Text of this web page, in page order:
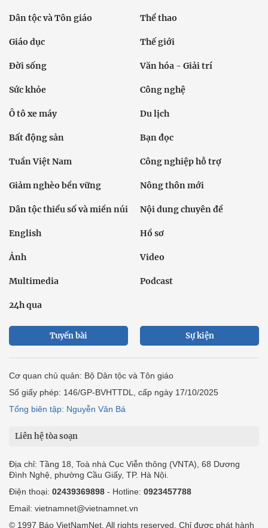
Dân tộc và Tôn giáo Thể thao
Giáo dục Thế giới
Đời sống Văn hóa - Giải trí
Sức khỏe Công nghệ
Ô tô xe máy Du lịch
Bất động sản Bạn đọc
Tuần Việt Nam Công nghiệp hỗ trợ
Giảm nghèo bền vững Nông thôn mới
Dân tộc thiểu số và miền núi Nội dung chuyên đề
English Hồ sơ
Ảnh Video
Multimedia Podcast
24h qua
Tuyến bài Sự kiện
Cơ quan chủ quản: Bộ Dân tộc và Tôn giáo
Số giấy phép: 146/GP-BVHTTDL, cấp ngày 17/10/2025
Tổng biên tập: Nguyễn Văn Bá
Liên hệ tòa soạn
Địa chỉ: Tầng 18, Toà nhà Cục Viễn thông (VNTA), 68 Dương
Đình Nghệ, phường Cầu Giấy, TP. Hà Nội.
Điện thoại: 02439369898 - Hotline: 0923457788
Email: vietnamnet@vietnamnet.vn
© 1997 Báo VietNamNet. All rights reserved. Chỉ được phát hành